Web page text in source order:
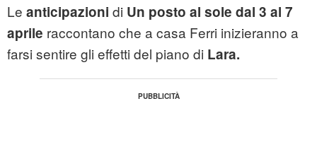
Le anticipazioni di Un posto al sole dal 3 al 7
aprile raccontano che a casa Ferri inizieranno a
farsi sentire gli effetti del piano di Lara.